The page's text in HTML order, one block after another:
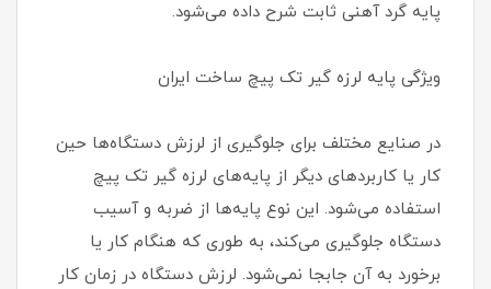
پایه گرد آهنی ثابت شرح داده می‌شود.
ویژگی پایه لرزه گیر تک پیچ ساخت ایران
در صنایع مختلف برای جلوگیری از لرزش دستگاه‌ها حین
کار یا کاربردهای دیگر از پایه‌های لرزه گیر تک پیچ
استفاده می‌شود. این نوع پایه‌ها از ضربه و آسیب
دستگاه جلوگیری می‌کند، به طوری که هنگام کار یا
برخورد به آن جابجا نمی‌شود. لرزش دستگاه در زمان کار